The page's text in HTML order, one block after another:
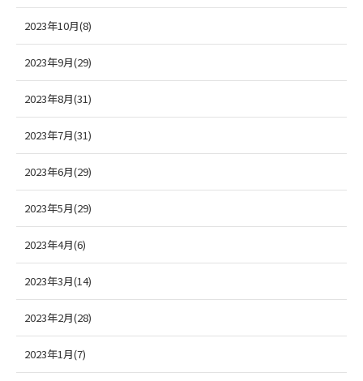
2023年10月(8)
2023年9月(29)
2023年8月(31)
2023年7月(31)
2023年6月(29)
2023年5月(29)
2023年4月(6)
2023年3月(14)
2023年2月(28)
2023年1月(7)